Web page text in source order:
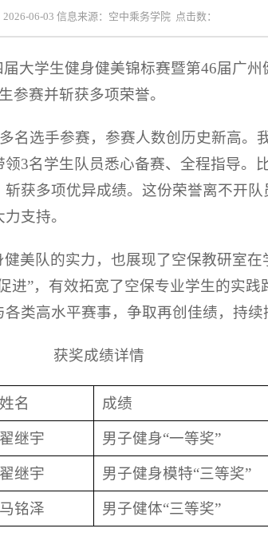
06-03 信息来源：空中乘务学院 点击数：
大学生健身健美锦标赛暨第46届广
参赛并斩获多项荣誉。
名选手参赛，参赛人数创历史新高。
3名学生队员悉心备赛、全程指导。
获多项优异成绩。这份荣誉离不开
支持。
美队的实力，也展现了空保教研室
进”，有效拓宽了空保专业学生的实
类高水平赛事，争取再创佳绩，持续
获奖成绩详情
姓名 成绩
翟继宇 男子健身“一等奖”
翟继宇 男子健身模特“三等奖”
马铭泽 男子健体“三等奖”